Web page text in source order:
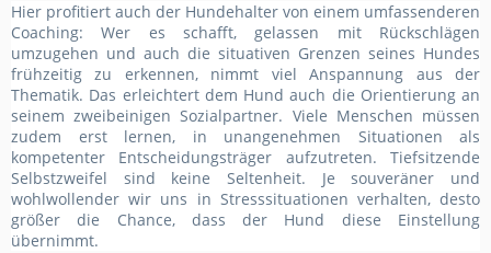
Hier profitiert auch der Hundehalter von einem umfassenderen
Coaching: Wer es schafft, gelassen mit Rückschlägen
umzugehen und auch die situativen Grenzen seines Hundes
frühzeitig zu erkennen, nimmt viel Anspannung aus der
Thematik. Das erleichtert dem Hund auch die Orientierung an
seinem zweibeinigen Sozialpartner. Viele Menschen müssen
zudem erst lernen, in unangenehmen Situationen als
kompetenter Entscheidungsträger aufzutreten. Tiefsitzende
Selbstzweifel sind keine Seltenheit. Je souveräner und
wohlwollender wir uns in Stresssituationen verhalten, desto
größer die Chance, dass der Hund diese Einstellung
übernimmt.